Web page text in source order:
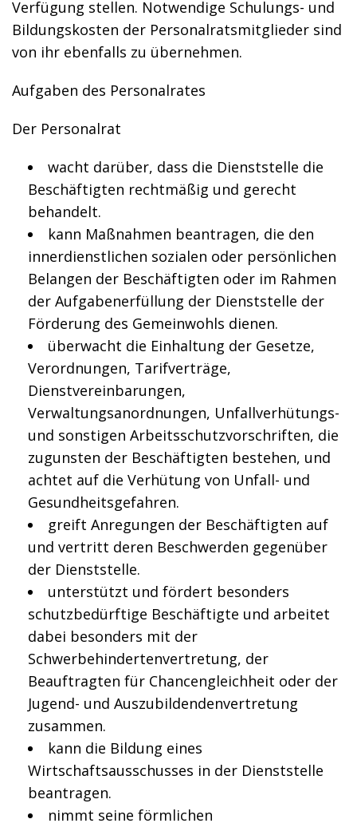
Verfügung stellen. Notwendige Schulungs- und
Bildungskosten der Personalratsmitglieder sind
von ihr ebenfalls zu übernehmen.
Aufgaben des Personalrates
Der Personalrat
wacht darüber, dass die Dienststelle die
Beschäftigten rechtmäßig und gerecht
behandelt.
kann Maßnahmen beantragen, die den
innerdienstlichen sozialen oder persönlichen
Belangen der Beschäftigten oder im Rahmen
der Aufgabenerfüllung der Dienststelle der
Förderung des Gemeinwohls dienen.
überwacht die Einhaltung der Gesetze,
Verordnungen, Tarifverträge,
Dienstvereinbarungen,
Verwaltungsanordnungen, Unfallverhütungs-
und sonstigen Arbeitsschutzvorschriften, die
zugunsten der Beschäftigten bestehen, und
achtet auf die Verhütung von Unfall- und
Gesundheitsgefahren.
greift Anregungen der Beschäftigten auf
und vertritt deren Beschwerden gegenüber
der Dienststelle.
unterstützt und fördert besonders
schutzbedürftige Beschäftigte und arbeitet
dabei besonders mit der
Schwerbehindertenvertretung, der
Beauftragten für Chancengleichheit oder der
Jugend- und Auszubildendenvertretung
zusammen.
kann die Bildung eines
Wirtschaftsausschusses in der Dienststelle
beantragen.
nimmt seine förmlichen